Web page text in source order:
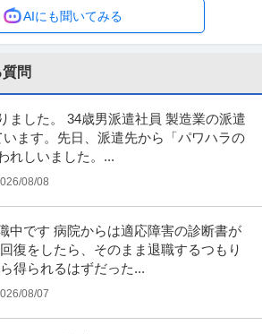
あり
…続きを見る
パート）シニア活躍中／残業10h程度／
”認定企業
昇給あり 在宅ワーク
円
野】現場品質検査（アパート）◆シニア活躍中｜
続きを見る
提供：doda
理／土日祝休み／服装自由／賞与4か月分
10時間
AIにも聞いてみる
問
ました。 34歳男派遣社員 製造業の派遣
ます。先日、派遣先から「パワハラの
れしいました。...
08/08
中です 病院からは適応障害の診断書が
復をしたら、そのまま退職するつもり
得られるはずだった...
08/07